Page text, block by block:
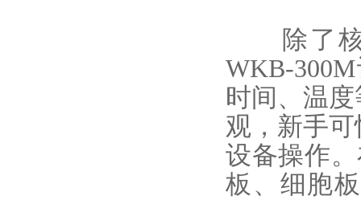
除了核
WKB-
时间、温
观，新手
设备操作
板、细胞